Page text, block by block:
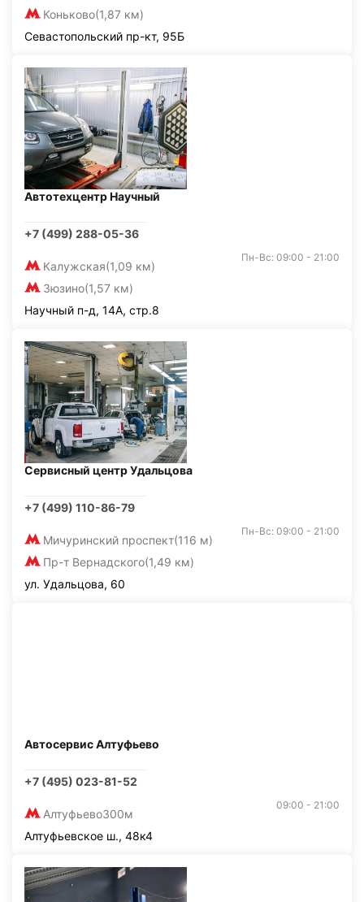
Коньково(1,87 км)
Севастопольский пр-кт, 95Б
Автотехцентр Научный
+7 (499) 288-05-36
Калужская(1,09 км)
Зюзино(1,57 км)
Пн-Вс: 09:00 - 21:00
Научный п-д, 14А, стр.8
Сервисный центр Удальцова
+7 (499) 110-86-79
Мичуринский проспект(116 м)
Пр-т Вернадского(1,49 км)
Пн-Вс: 09:00 - 21:00
ул. Удальцова, 60
Автосервис Алтуфьево
+7 (495) 023-81-52
Алтуфьево300м
09:00 - 21:00
Алтуфьевское ш., 48к4